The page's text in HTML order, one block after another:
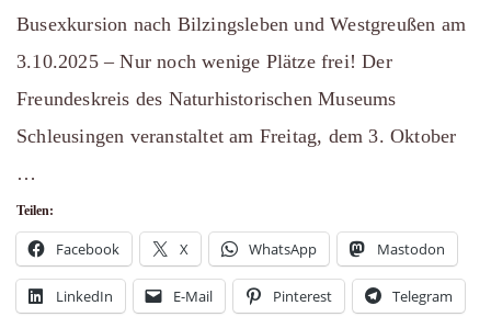
Busexkursion nach Bilzingsleben und Westgreußen am
3.10.2025 – Nur noch wenige Plätze frei! Der
Freundeskreis des Naturhistorischen Museums
Schleusingen veranstaltet am Freitag, dem 3. Oktober
…
Teilen:
Facebook X WhatsApp Mastodon
LinkedIn E-Mail Pinterest Telegram